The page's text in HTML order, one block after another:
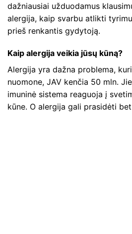
dažniausiai užduodamus
alergija, kaip svarbu atlikti
prieš renkantis gydytoją.
Kaip alergija veikia jūsų kūną?
Alergija yra dažna problema,
nuomone, JAV kenčia 50 mln.
imuninė sistema reaguoja į
kūne. O alergija gali prasidėti